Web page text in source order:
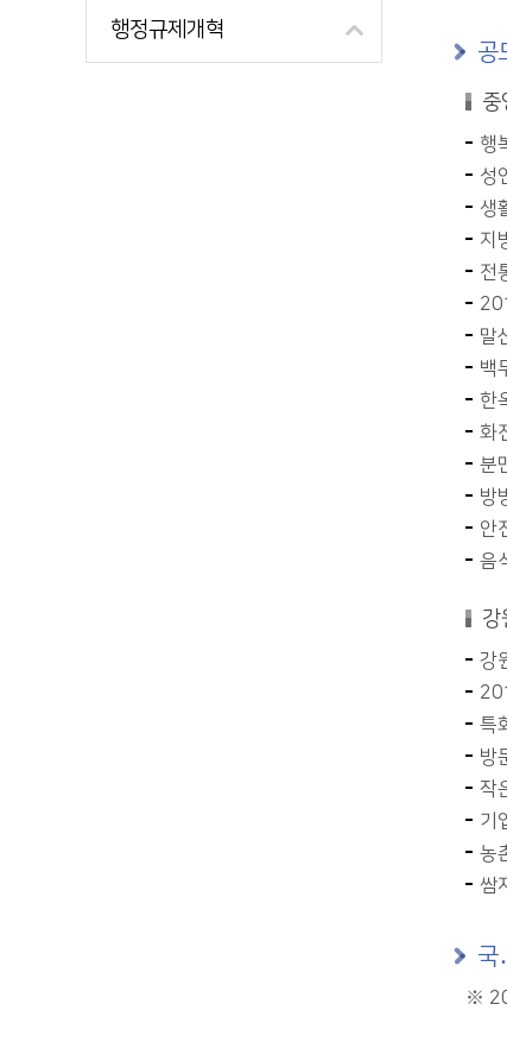
행정규제개혁
공
중
행
성
생
지
전
말
백
한
화
분
방
안
음
강
강
특
방
작
기
농
쌈
국
※